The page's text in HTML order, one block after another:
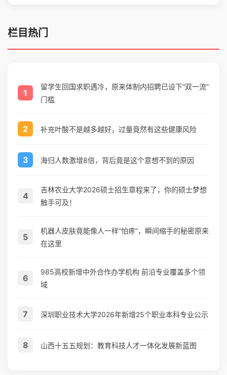
栏目热门
1
留学生回国求职遇冷，原来体制内招聘已设下“双一流”
门槛
2 补充叶酸不是越多越好，过量竟然有这些健康风险
3 海归人数激增8倍，背后竟是这个意想不到的原因
4
吉林农业大学2026硕士招生章程来了，你的硕士梦想
触手可及！
5
机器人皮肤竟能像人一样“怕疼”，瞬间缩手的秘密原来
在这里
6
985高校新增中外合作办学机构 前沿专业覆盖多个领
域
7 深圳职业技术大学2026年新增25个职业本科专业公示
8 山西十五五规划：教育科技人才一体化发展新蓝图